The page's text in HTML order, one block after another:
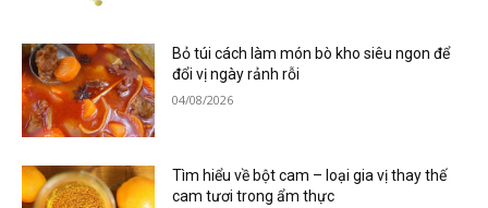
Bỏ túi cách làm món bò kho siêu ngon để
đổi vị ngày rảnh rỗi
04/08/2026
Tìm hiểu về bột cam – loại gia vị thay thế
cam tươi trong ẩm thực